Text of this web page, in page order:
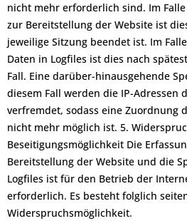
nicht mehr erforderlich sind. Im
zur Bereitstellung der Website ist
jeweilige Sitzung beendet ist. Im
Daten in Logfiles ist dies nach
Fall. Eine darüber-hinausgehende
diesem Fall werden die IP-Adressen
verfremdet, sodass eine Zuordnung
nicht mehr möglich ist. 5.
Beseitigungsmöglichkeit Die
Bereitstellung der Website und die
Logfiles ist für den Betrieb der
erforderlich. Es besteht folglich
Widerspruchsmöglichkeit.